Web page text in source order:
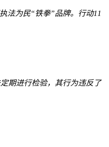
法为民“铁拳”品牌。行动11
期进行检验，其行为违反了